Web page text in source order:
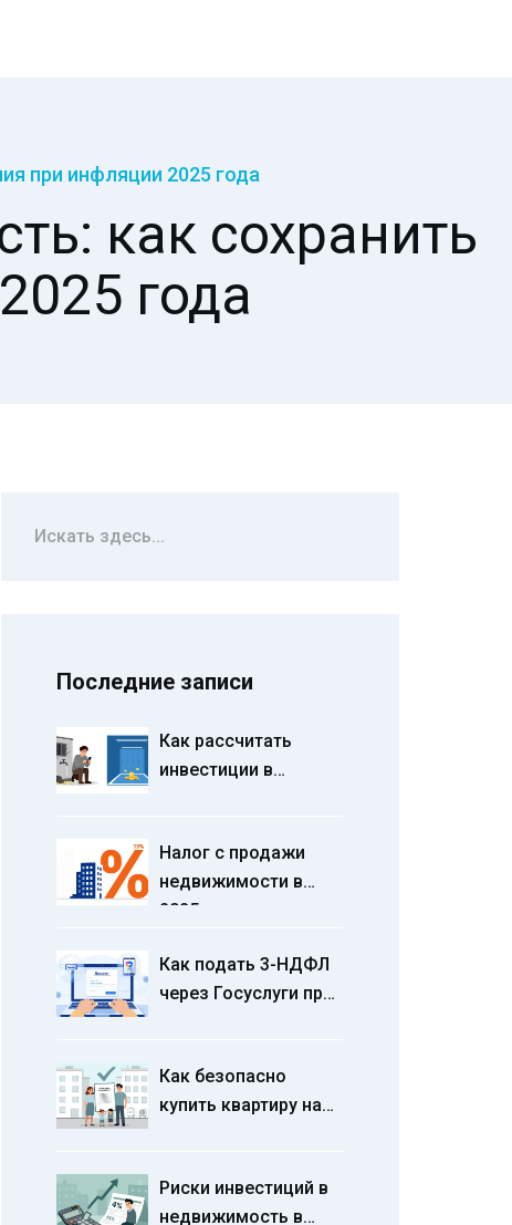
при инфляции 2025 года
как сохранить
года
Последние записи
Как рассчитать
инвестиции в
доходности, риски и
реальные примеры
Налог с продажи
недвижимости в
2025 году: новые
уплаты и расчет
суммы
Как подать 3-НДФЛ
через Госуслуги при
Как безопасно
купить квартиру на
в 2025 году
Риски инвестиций в
недвижимость в